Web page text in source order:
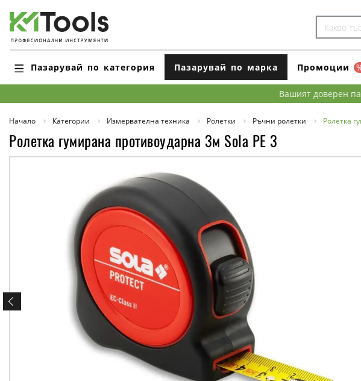
Пазарувай по категория Пазарувай по марка Промоции
Вашият доверен
Начало Категории Измервателна техника Ролетки Ръчни ролетки Ролетка
Ролетка гумирана противоударна 3м Sola PE 3